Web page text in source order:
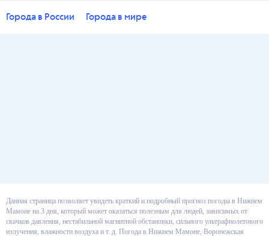
Города в России Города в мире
Данная страница позволяет увидеть краткий и подробный прогноз
погоды в Нижнем Мамоне на 3 дня, который может оказаться полезным
для людей, зависимых от скачков давления, нестабильной магнитной
обстановки, сильного ультрафиолетового излучения, влажности воздуха